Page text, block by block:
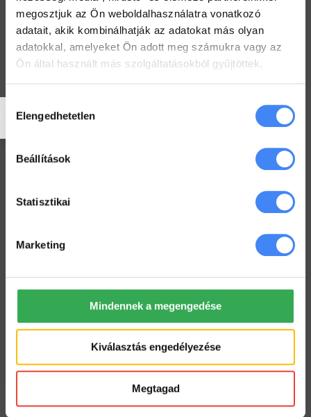
megosztjuk az Ön weboldalhasználatra vonatkozó
adatait, akik kombinálhatják az adatokat más olyan
adatokkal, amelyeket Ön adott meg számukra vagy az
Ön által használt más szolgáltatásokból gyűjtöttek.
kiválasztása
Elengedhetetlen
Beállítások
Statisztikai
Marketing
Mindennek a megengedése
Kiválasztás engedélyezése
Megtagad
Használj megosztott Drive-ot a csapatoddal
Értekezlet szervezése emailen keresztül
Hogyan ellenőrizd a kijelölt feladataid a Drive-ban
Hogyan tarts minden Gmail mappát szem előtt?
Dolgozz zip fájlokkal a Drive-ban
Workspace Blog
Google Workspace vs. MS365 –
2025
2026. január 5.